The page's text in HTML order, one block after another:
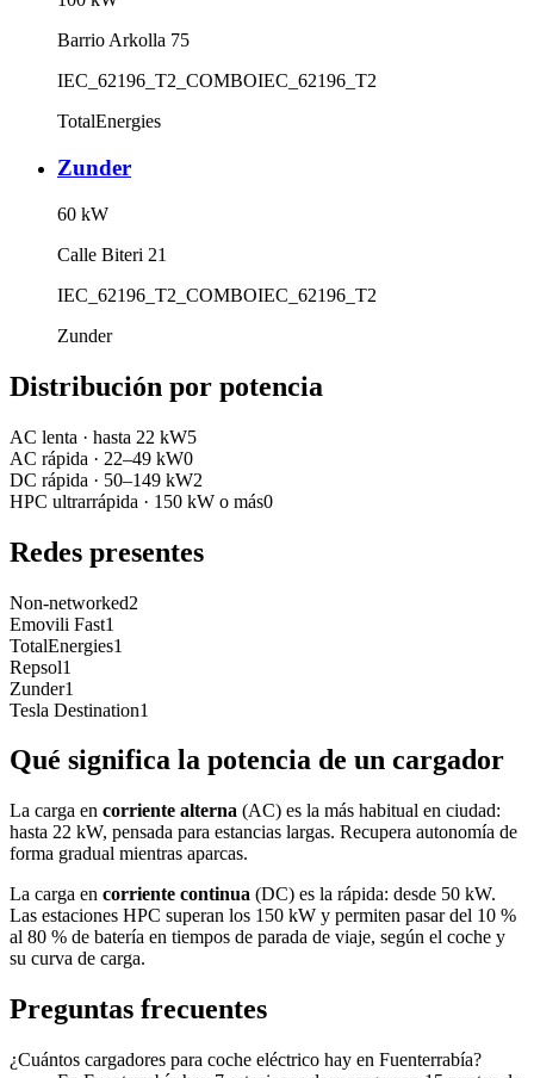
Barrio Arkolla 75
IEC_62196_T2_COMBOIEC_62196_T2
TotalEnergies
Zunder
60 kW
Calle Biteri 21
IEC_62196_T2_COMBOIEC_62196_T2
Zunder
Distribución por potencia
AC lenta · hasta 22 kW5
AC rápida · 22–49 kW0
DC rápida · 50–149 kW2
HPC ultrarrápida · 150 kW o más0
Redes presentes
Non-networked2
Emovili Fast1
TotalEnergies1
Repsol1
Zunder1
Tesla Destination1
Qué significa la potencia de un cargador
La carga en corriente alterna (AC) es la más habitual en ciudad:
hasta 22 kW, pensada para estancias largas. Recupera autonomía de
forma gradual mientras aparcas.
La carga en corriente continua (DC) es la rápida: desde 50 kW.
Las estaciones HPC superan los 150 kW y permiten pasar del 10 %
al 80 % de batería en tiempos de parada de viaje, según el coche y
su curva de carga.
Preguntas frecuentes
¿Cuántos cargadores para coche eléctrico hay en Fuenterrabía?